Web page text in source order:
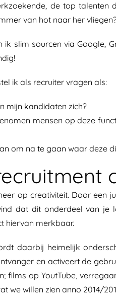
de top talenten
van hot naar her
ik slim sourcen via Google,
ik als recruiter vragen als:
mijn kandidaten zich?
mensen op deze
om na te gaan waar deze
op creativiteit. Door een
dat dit onderdeel van je
hiervan merkbaar.
daarbij heimelijk
en activeert de
films op YoutTube,
we willen zien anno 2014/